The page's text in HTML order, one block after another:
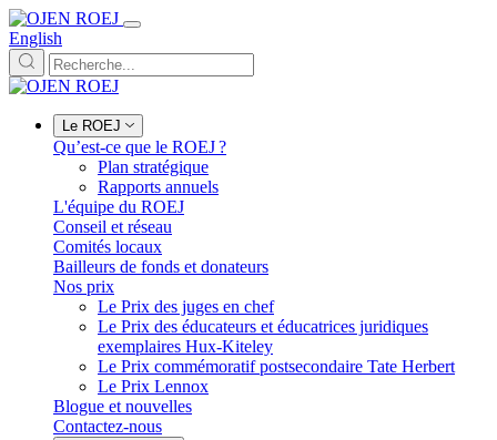
English
Le ROEJ
Qu’est-ce que le ROEJ ?
Plan stratégique
Rapports annuels
L'équipe du ROEJ
Conseil et réseau
Comités locaux
Bailleurs de fonds et donateurs
Nos prix
Le Prix des juges en chef
Le Prix des éducateurs et éducatrices juridiques
exemplaires Hux-Kiteley
Le Prix commémoratif postsecondaire Tate Herbert
Le Prix Lennox
Blogue et nouvelles
Contactez-nous